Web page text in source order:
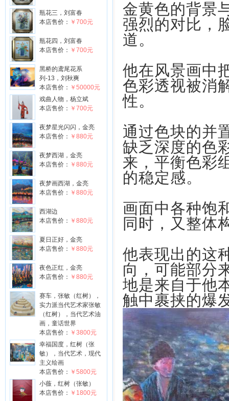
瓶花三，刘富春
本店售价： ￥700元
瓶花四，刘富春
本店售价： ￥700元
黑桥的鸢尾花系
列-13，刘秋爽
本店售价： ￥50000元
戏曲人物，杨立斌
本店售价： ￥700元
夜梦星光闪闪，金亮
本店售价： ￥880元
夜梦西湖，金亮
本店售价： ￥880元
夜梦画西湖，金亮
本店售价： ￥880元
西湖边
本店售价： ￥880元
夏日正好，金亮
本店售价： ￥880元
夜色正红，金亮
本店售价： ￥880元
赛车，张敏（红树），
实力派当代艺术家张敏
（红树），当代艺术油
画，童话世界
本店售价： ￥3800元
幸福国度，红树（张
敏），当代艺术，现代
主义绘画
本店售价： ￥5800元
小薇，红树（张敏）
本店售价： ￥1800元
金黄色的背景
强烈的对比，
道。
他在风景画中
色彩透视被消
性。
通过色块的并
缺乏深度的色
来，平衡色彩
的稳定感。
画面中各种饱
同时，又整体
他表现出的这
向，可能部分
地是来自于他
触中裹挟的爆